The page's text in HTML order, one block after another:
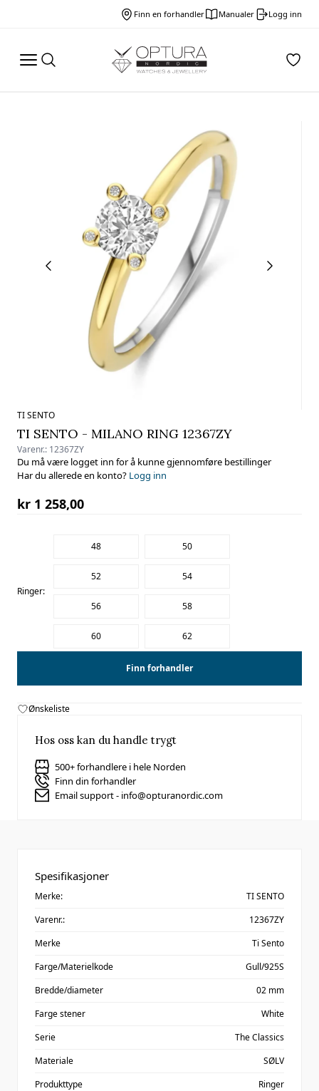
Finn en forhandler Manualer Logg inn
TI SENTO
TI SENTO - MILANO RING 12367ZY
Varenr.: 12367ZY
Du må være logget inn for å kunne gjennomføre bestillinger
Har du allerede en konto? Logg inn
kr 1 258,00
Ringer:
48 50
52 54
56 58
60 62
Finn forhandler
Ønskeliste
Hos oss kan du handle trygt
500+ forhandlere i hele Norden
Finn din forhandler
Email support - info@opturanordic.com
Spesifikasjoner
Merke:
TI SENTO
Varenr.:
12367ZY
Merke
Ti Sento
Farge/Materielkode
Gull/925S
Bredde/diameter
02 mm
Farge stener
White
Serie
The Classics
Materiale
SØLV
Produkttype
Ringer